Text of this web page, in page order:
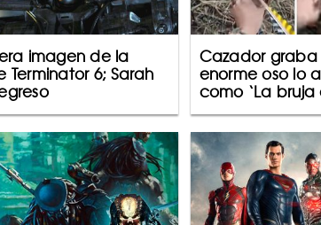
imagen de la
6; Sarah
Cazador graba
enorme oso lo
como ‘La bruja